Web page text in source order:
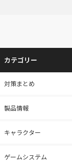
カテゴリー
対策まとめ
製品情報
キャラクター
ゲームシステム